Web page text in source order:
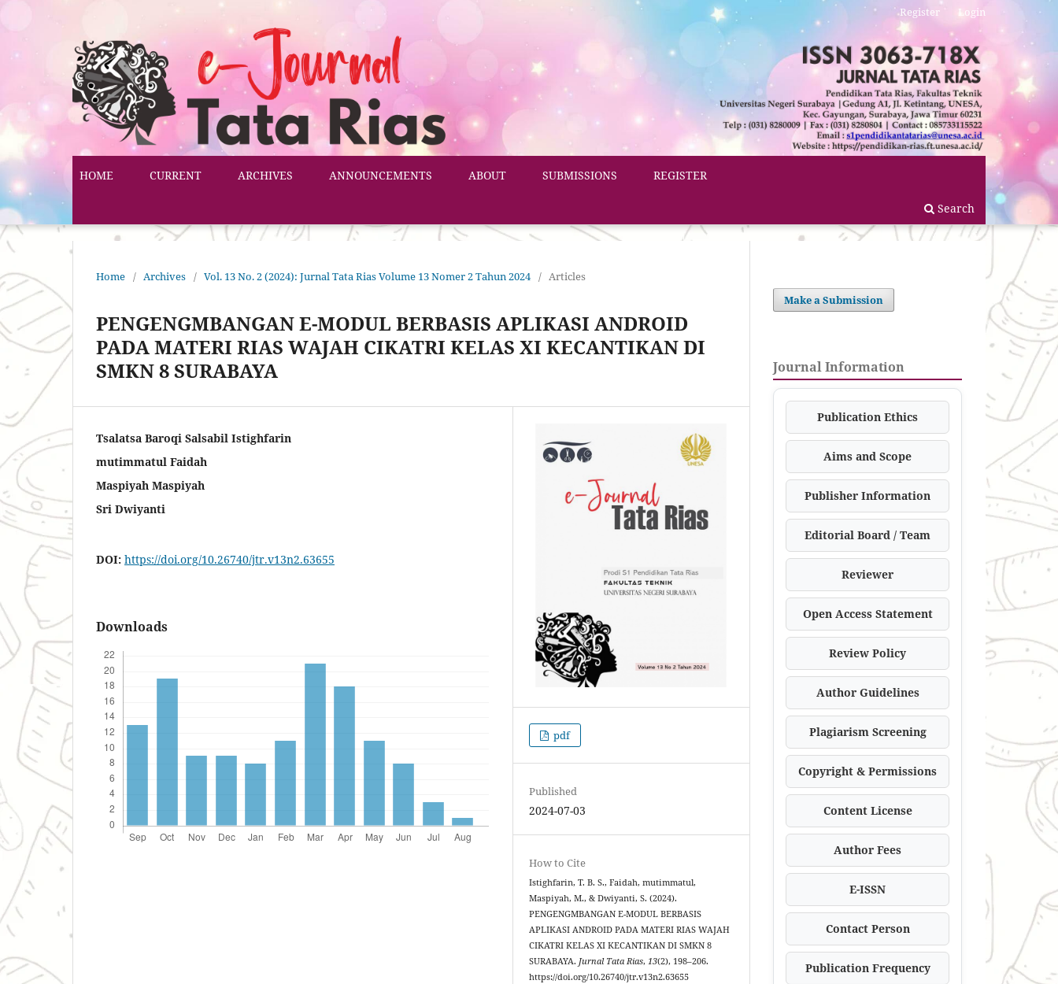
HOME CURRENT ARCHIVES ANNOUNCEMENTS ABOUT SUBMISSIONS REGISTER
Search
Register Login
Home / Archives / Vol. 13 No. 2 (2024): Jurnal Tata Rias Volume 13 Nomer 2 Tahun 2024 / Articles
PENGENGMBANGAN E-MODUL BERBASIS APLIKASI ANDROID
PADA MATERI RIAS WAJAH CIKATRI KELAS XI KECANTIKAN DI
SMKN 8 SURABAYA
Tsalatsa Baroqi Salsabil Istighfarin
mutimmatul Faidah
Maspiyah Maspiyah
Sri Dwiyanti
DOI: https://doi.org/10.26740/jtr.v13n2.63655
Downloads
pdf
Published
2024-07-03
How to Cite
Istighfarin, T. B. S., Faidah, mutimmatul,
Maspiyah, M., & Dwiyanti, S. (2024).
PENGENGMBANGAN E-MODUL BERBASIS
APLIKASI ANDROID PADA MATERI RIAS WAJAH
CIKATRI KELAS XI KECANTIKAN DI SMKN 8
SURABAYA.Jurnal Tata Rias,13(2), 198–206.
https://doi.org/10.26740/jtr.v13n2.63655
Make a Submission
Journal Information
Publication Ethics
Aims and Scope
Publisher Information
Editorial Board / Team
Reviewer
Open Access Statement
Review Policy
Author Guidelines
Plagiarism Screening
Copyright & Permissions
Content License
Author Fees
E-ISSN
Contact Person
Publication Frequency